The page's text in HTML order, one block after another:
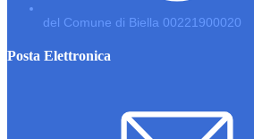
del Comune di Biella 00221900020
Posta Elettronica